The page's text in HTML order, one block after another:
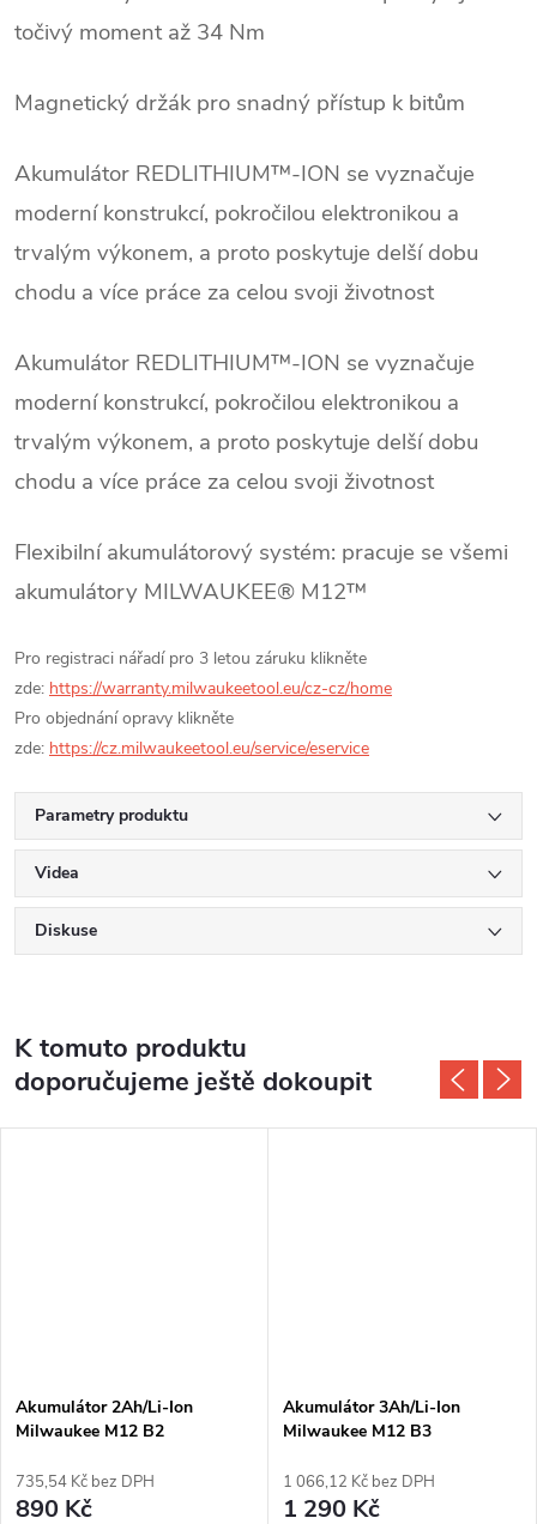
točivý moment až 34 Nm
Magnetický držák pro snadný přístup k bitům
Akumulátor REDLITHIUM™-ION se vyznačuje
moderní konstrukcí, pokročilou elektronikou a
trvalým výkonem, a proto poskytuje delší dobu
chodu a více práce za celou svoji životnost
Akumulátor REDLITHIUM™-ION se vyznačuje
moderní konstrukcí, pokročilou elektronikou a
trvalým výkonem, a proto poskytuje delší dobu
chodu a více práce za celou svoji životnost
Flexibilní akumulátorový systém: pracuje se všemi
akumulátory MILWAUKEE® M12™
Pro registraci nářadí pro 3 letou záruku klikněte
zde: https://warranty.milwaukeetool.eu/cz-cz/home
Pro objednání opravy klikněte
zde: https://cz.milwaukeetool.eu/service/eservice
Parametry produktu
Videa
Diskuse
K tomuto produktu
doporučujeme ještě dokoupit
Akumulátor 2Ah/Li-Ion
Milwaukee M12 B2
735,54 Kč bez DPH
890 Kč
Akumulátor 3Ah/Li-Ion
Milwaukee M12 B3
1 066,12 Kč bez DPH
1 290 Kč